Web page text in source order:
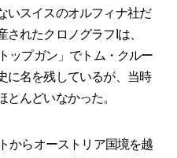
いスイスのオルフィナ社だ
れたクロノグラフIは、
ップガン」でトム・クルー
に名を残しているが、当時
んどいなかった。
からオーストリア国境を越